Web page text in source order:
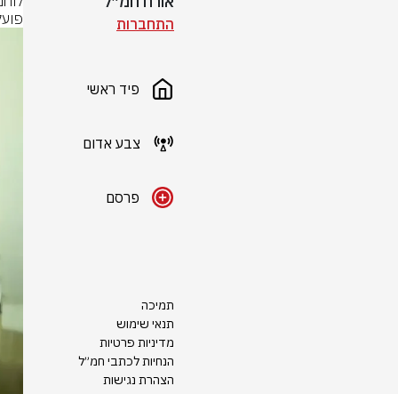
התחברות
פיד ראשי
צבע אדום
פרסם
תמיכה
תנאי שימוש
מדיניות פרטיות
הנחיות לכתבי חמ״ל
הצהרת נגישות